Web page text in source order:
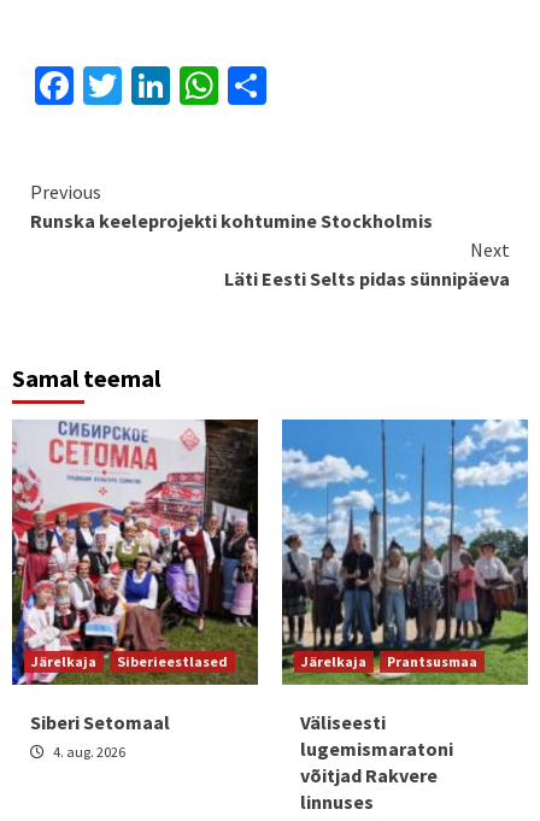
Facebook
Twitter
LinkedIn
WhatsApp
Continue
Reading
Previous
Runska keeleprojekti kohtumine Stockholmis
Next
Läti Eesti Selts pidas sünnipäeva
Samal teemal
Järelkaja Siberieestlased
Siberi Setomaal
4. aug. 2026
Järelkaja Prantsusmaa
Väliseesti
lugemismaratoni
võitjad Rakvere
linnuses